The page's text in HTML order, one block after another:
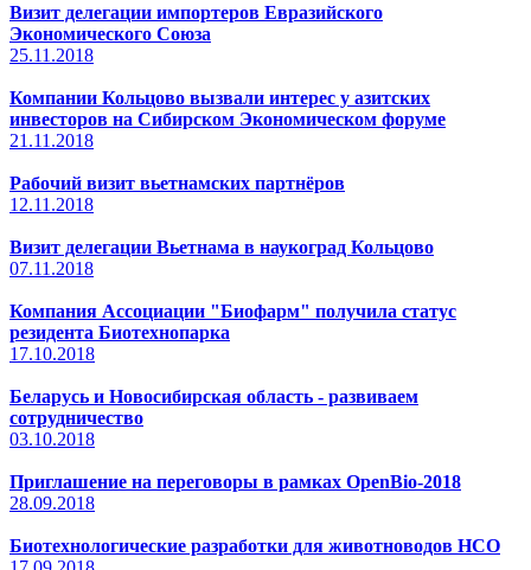
Визит делегации импортеров Евразийского
Экономического Союза
25.11.2018
Компании Кольцово вызвали интерес у азитских
инвесторов на Сибирском Экономическом форуме
21.11.2018
Рабочий визит вьетнамских партнёров
12.11.2018
Визит делегации Вьетнама в наукоград Кольцово
07.11.2018
Компания Ассоциации "Биофарм" получила статус
резидента Биотехнопарка
17.10.2018
Беларусь и Новосибирская область - развиваем
сотрудничество
03.10.2018
Приглашение на переговоры в рамках OpenBio-2018
28.09.2018
Биотехнологические разработки для животноводов НСО